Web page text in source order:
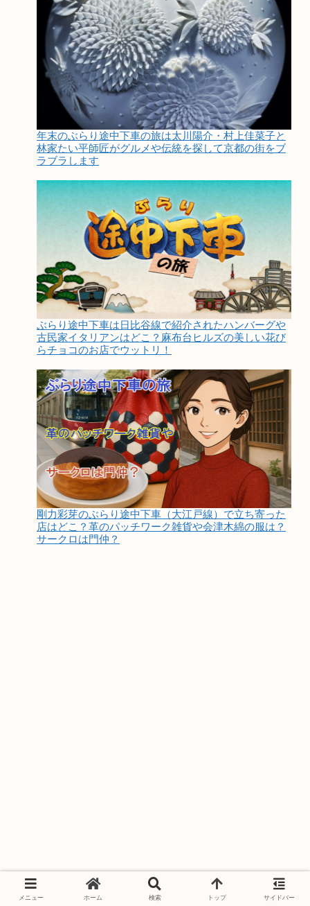
年末のぶらり途中下車の旅は太川陽介・村上佳菜子と
林家たい平師匠がグルメや伝統を探して京都の街をブ
ラブラします
ぶらり途中下車は日比谷線で紹介されたハンバーグや
古民家イタリアンはどこ？麻布台ヒルズの美しい花び
らチョコのお店でウットリ！
剛力彩芽のぶらり途中下車（大江戸線）で立ち寄った
店はどこ？革のパッチワーク雑貨や会津木綿の服は？
サークロは門仲？
メニュー ホーム 検索 トップ サイドバー